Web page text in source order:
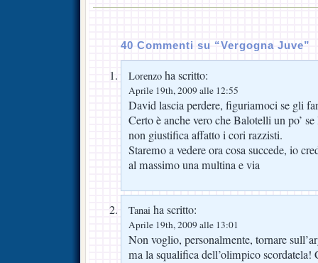
40 Commenti su “Vergogna Juve”
Lorenzo ha scritto:
Aprile 19th, 2009 alle 12:55
David lascia perdere, figuriamoci se gli
Certo è anche vero che Balotelli un po’
non giustifica affatto i cori razzisti.
Staremo a vedere ora cosa succede, io
al massimo una multina e via
Tanai ha scritto:
Aprile 19th, 2009 alle 13:01
Non voglio, personalmente, tornare
ma la squalifica dell’olimpico